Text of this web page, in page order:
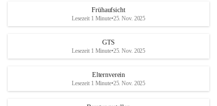
Frühaufsicht
Lesezeit 1 Minute•25. Nov. 2025
GTS
Lesezeit 1 Minute•25. Nov. 2025
Elternverein
Lesezeit 1 Minute•25. Nov. 2025